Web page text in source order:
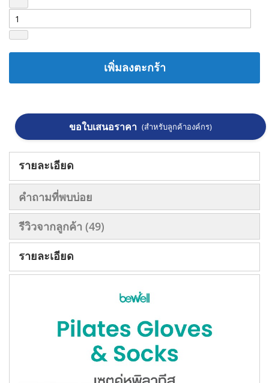
เพิ่มลงตะกร้า
ขอใบเสนอราคา (สำหรับลูกค้าองค์กร)
รายละเอียด
คำถามที่พบบ่อย
รีวิวจากลูกค้า 49
รายละเอียด